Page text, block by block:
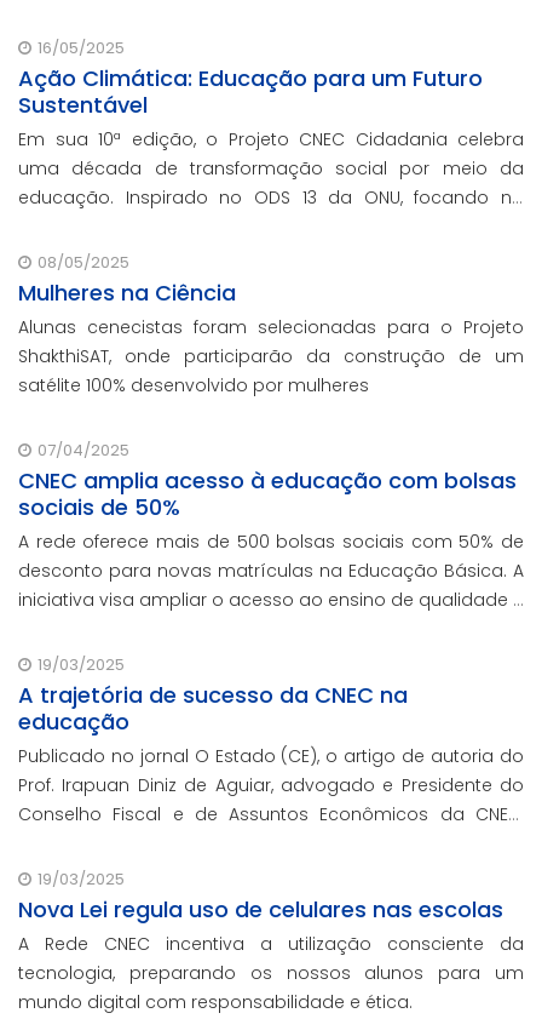
escolar e parcerias com prefeituras durante ev
16/05/2025
Ação Climática: Educação para um Futuro
Sustentável
Em sua 10ª edição, o Projeto CNEC Cidadania celebra
uma década de transformação social por meio da
educação. Inspirado no ODS 13 da ONU, focando no
promoção da sustentabilidade.
08/05/2025
Mulheres na Ciência
Alunas cenecistas foram selecionadas para o Projeto
ShakthiSAT, onde participarão da construção de um
satélite 100% desenvolvido por mulheres
07/04/2025
CNEC amplia acesso à educação com bolsas
sociais de 50%
A rede oferece mais de 500 bolsas sociais com 50% de
desconto para novas matrículas na Educação Básica. A
iniciativa visa ampliar o acesso ao ensino de qualidade e
19/03/2025
A trajetória de sucesso da CNEC na
educação
Publicado no jornal O Estado (CE), o artigo de autoria do
Prof. Irapuan Diniz de Aguiar, advogado e Presidente do
Conselho Fiscal e de Assuntos Econômicos da CNEC,
brasileira.
19/03/2025
Nova Lei regula uso de celulares nas escolas
A Rede CNEC incentiva a utilização consciente da
tecnologia, preparando os nossos alunos para um
mundo digital com responsabilidade e ética.